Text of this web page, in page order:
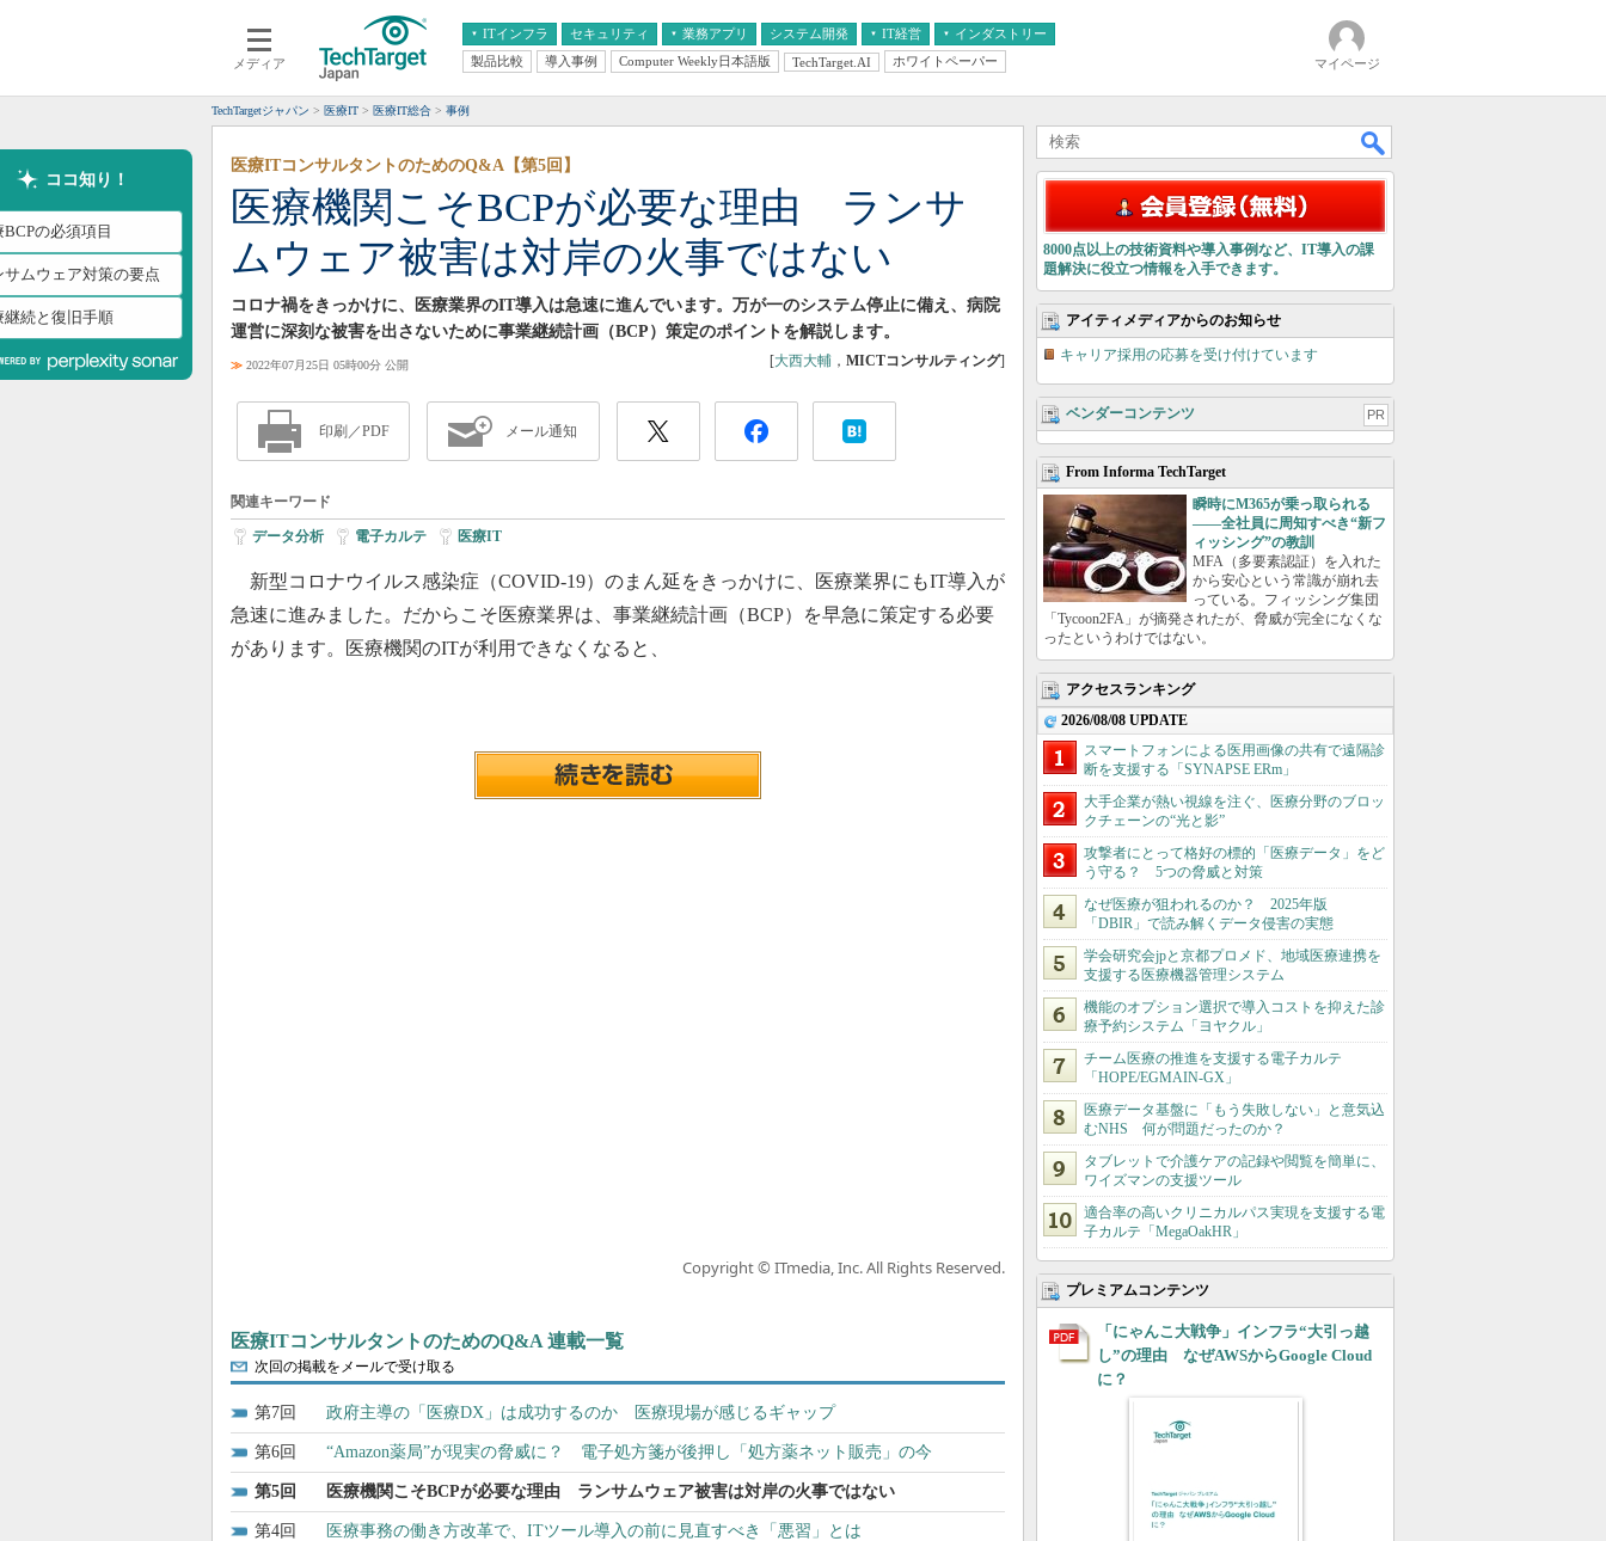
メディア
ITインフラ
クラウド
スマートモバイル
ネットワーク
システム運用管理
セキュリティ 業務アプリ
エンタープライズAI
ERP
CX
情報系システム
システム開発 IT経営
経営とIT
インダストリー
医療IT
製品比較 導入事例 Computer Weekly日本語版 TechTarget.AI ホワイトペーパー マイページ
TechTargetジャパン 医療IT 医療IT総合 事例
ココ知り！
BCPの必須項目
サムウェア対策の要点
継続と復旧手順
医療機関こそBCPが必要な理由 ランサ
ムウェア被害は対岸の火事ではない
医療ITコンサルタントのためのQ&A【第5回】
コロナ禍をきっかけに、医療業界のIT導入は急速に進んでいます。万が一のシステム停止に備え、病院
運営に深刻な被害を出さないために事業継続計画（BCP）策定のポイントを解説します。
≫ 2022年07月25日 05時00分 公開 [大西大輔 ， MICTコンサルティング]
印刷／PDF メール通知
関連キーワード
データ分析 電子カルテ 医療IT
新型コロナウイルス感染症（COVID-19）のまん延をきっかけに、医療業界にもIT導入が
急速に進みました。だからこそ医療業界は、事業継続計画（BCP）を早急に策定する必要
があります。医療機関のITが利用できなくなると、
Copyright © ITmedia, Inc. All Rights Reserved.
医療ITコンサルタントのためのQ&A 連載一覧
次回の掲載をメールで受け取る
7 政府主導の「医療DX」は成功するのか 医療現場が感じるギャップ
6 “Amazon薬局”が現実の脅威に？ 電子処方箋が後押し「処方薬ネット販売」の今
5 医療機関こそBCPが必要な理由 ランサムウェア被害は対岸の火事ではない
4 医療事務の働き方改革で、ITツール導入の前に見直すべき「悪習」とは
8000点以上の技術資料や導入事例など、IT導入の課
題解決に役立つ情報を入手できます。
アイティメディアからのお知らせ
キャリア採用の応募を受け付けています
ベンダーコンテンツ PR
From Informa TechTarget
瞬時にM365が乗っ取られる
――全社員に周知すべき“新フ
ィッシング”の教訓
MFA（多要素認証）を入れた
から安心という常識が崩れ去
っている。フィッシング集団
「Tycoon2FA」が摘発されたが、脅威が完全になくな
ったというわけではない。
アクセスランキング
2026/08/08 UPDATE
スマートフォンによる医用画像の共有で遠隔診
断を支援する「SYNAPSE ERm」
大手企業が熱い視線を注ぐ、医療分野のブロッ
クチェーンの“光と影”
攻撃者にとって格好の標的「医療データ」をど
う守る？ 5つの脅威と対策
なぜ医療が狙われるのか？ 2025年版
「DBIR」で読み解くデータ侵害の実態
学会研究会jpと京都プロメド、地域医療連携を
支援する医療機器管理システム
機能のオプション選択で導入コストを抑えた診
療予約システム「ヨヤクル」
チーム医療の推進を支援する電子カルテ
「HOPE/EGMAIN-GX」
医療データ基盤に「もう失敗しない」と意気込
むNHS 何が問題だったのか？
タブレットで介護ケアの記録や閲覧を簡単に、
ワイズマンの支援ツール
適合率の高いクリニカルパス実現を支援する電
子カルテ「MegaOakHR」
プレミアムコンテンツ
「にゃんこ大戦争」インフラ“大引っ越
し”の理由 なぜAWSからGoogle Cloud
に？